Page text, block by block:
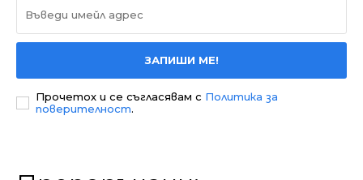
ЗАПИШИ МЕ!
Прочетох и се съгласявам с Политика за
поверителност.